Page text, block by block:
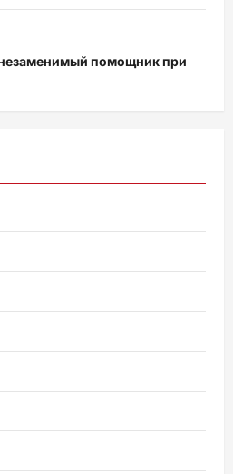
помощник при